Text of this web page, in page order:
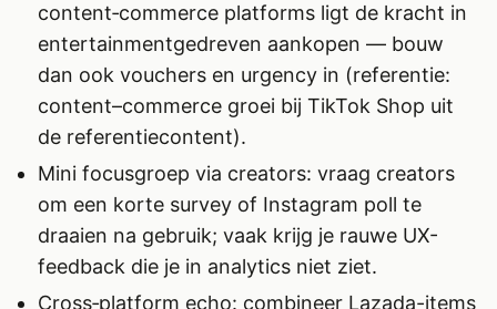
content‑commerce platforms ligt de kracht in
entertainmentgedreven aankopen — bouw
dan ook vouchers en urgency in (referentie:
content–commerce groei bij TikTok Shop uit
de referentiecontent).
Mini focusgroep via creators: vraag creators
om een korte survey of Instagram poll te
draaien na gebruik; vaak krijg je rauwe UX-
feedback die je in analytics niet ziet.
Cross‑platform echo: combineer Lazada-items